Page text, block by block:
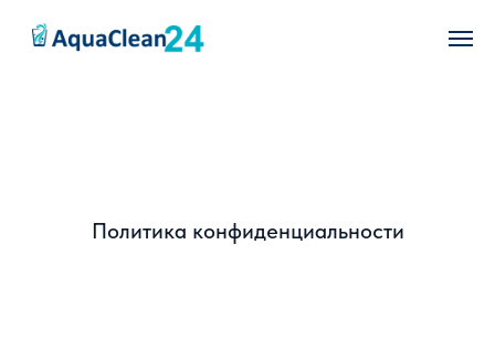
Политика конфиденциальности